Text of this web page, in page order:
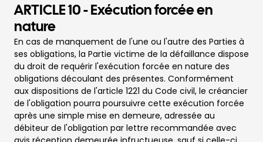
ARTICLE 10 - Exécution forcée en
nature
En cas de manquement de l'une ou l'autre des Parties à
ses obligations, la Partie victime de la défaillance dispose
du droit de requérir l'exécution forcée en nature des
obligations découlant des présentes. Conformément
aux dispositions de l'article 1221 du Code civil, le créancier
de l'obligation pourra poursuivre cette exécution forcée
après une simple mise en demeure, adressée au
débiteur de l'obligation par lettre recommandée avec